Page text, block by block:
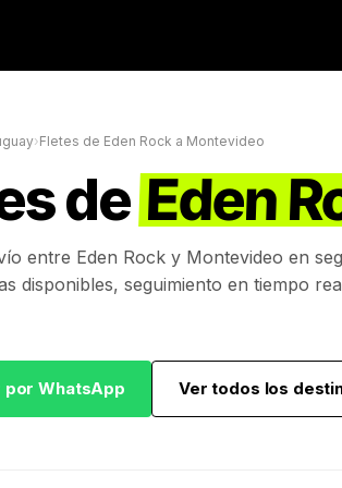
›Fletes de Eden Rock a Montevideo
de Eden
entre Eden Rock y Montevideo en
disponibles, seguimiento en tiempo
por WhatsApp Ver todos los